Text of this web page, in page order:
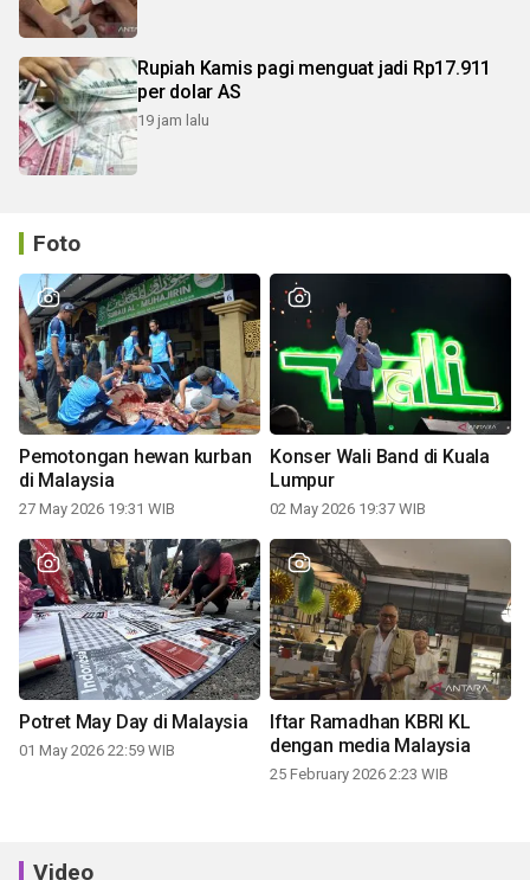
Rupiah Kamis pagi menguat jadi Rp17.911
per dolar AS
19 jam lalu
Foto
Pemotongan hewan kurban
di Malaysia
27 May 2026 19:31 WIB
Konser Wali Band di Kuala
Lumpur
02 May 2026 19:37 WIB
Potret May Day di Malaysia
01 May 2026 22:59 WIB
Iftar Ramadhan KBRI KL
dengan media Malaysia
25 February 2026 2:23 WIB
Video